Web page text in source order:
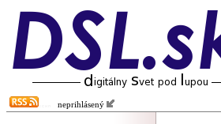
neprihlásený